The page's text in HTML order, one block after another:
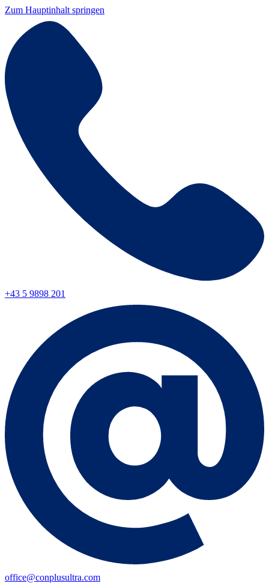
Zum Hauptinhalt springen
+43 5 9898 201
office@conplusultra.com